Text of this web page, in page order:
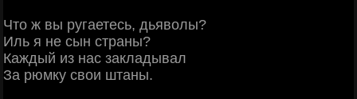
Что ж вы ругаетесь, дьяволы?
Иль я не сын страны?
Каждый из нас закладывал
За рюмку свои штаны.